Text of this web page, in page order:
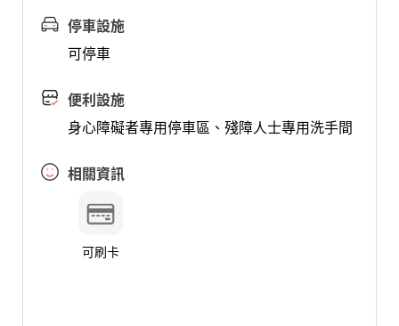
停車設施
可停車
便利設施
身心障礙者專用停車區、殘障人士專用洗手間
相關資訊
可刷卡